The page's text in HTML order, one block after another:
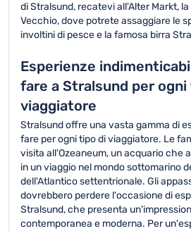
di Stralsund, recatevi all'Alter Markt,
Vecchio, dove potrete assaggiare le
involtini di pesce e la famosa birra
Esperienze
fare a Stralsund per ogni
viaggiatore
Stralsund offre una vasta gamma di
fare per ogni tipo di viaggiatore. Le
visita all'Ozeaneum, un acquario che
in un viaggio nel mondo sottomarino
dell'Atlantico settentrionale. Gli
dovrebbero perdere l'occasione di
Stralsund, che presenta
contemporanea e moderna. Per